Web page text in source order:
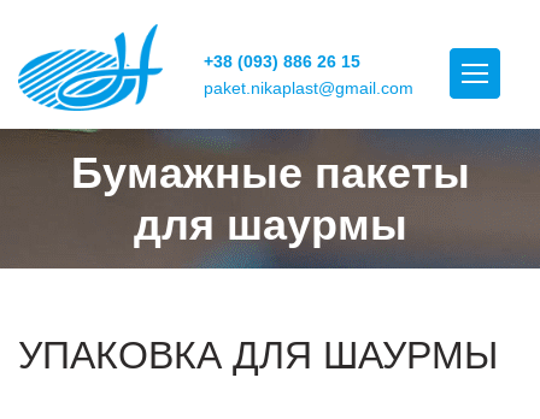
+38 (093) 886 26 15
paket.nikaplast@gmail.com
Бумажные пакеты
для шаурмы
УПАКОВКА ДЛЯ ШАУРМЫ